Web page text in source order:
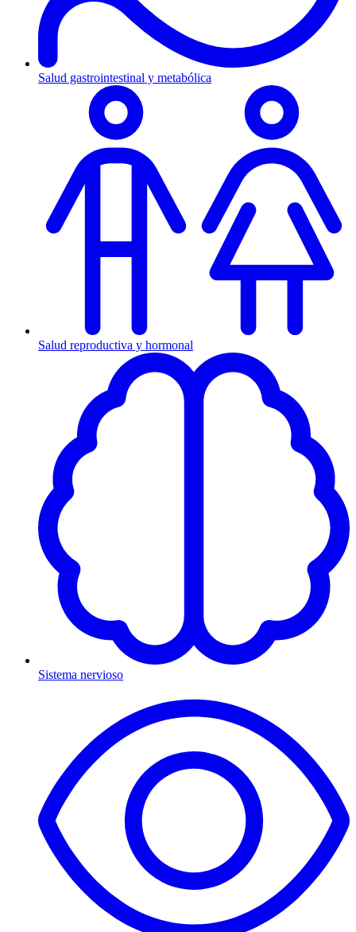
Salud gastrointestinal y metabólica
Salud reproductiva y hormonal
Sistema nervioso